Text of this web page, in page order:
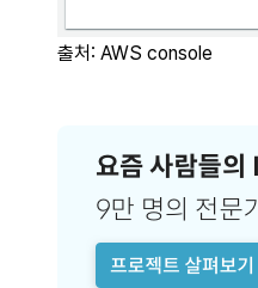
출처: AWS console